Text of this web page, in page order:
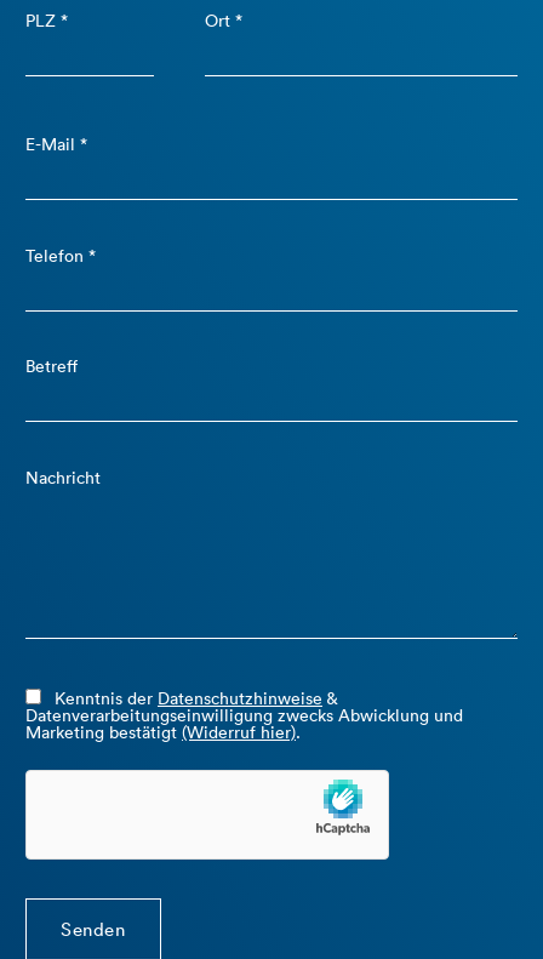
PLZ * Ort *
E-Mail *
Telefon *
Betreff
Nachricht
Kenntnis der Datenschutzhinweise &
Datenverarbeitungseinwilligung zwecks Abwicklung und
Marketing bestätigt (Widerruf hier).